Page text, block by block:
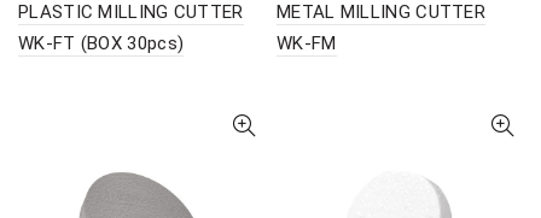
PLASTIC MILLING CUTTER
WK-FT (BOX 30pcs)
METAL MILLING CUTTER
WK-FM